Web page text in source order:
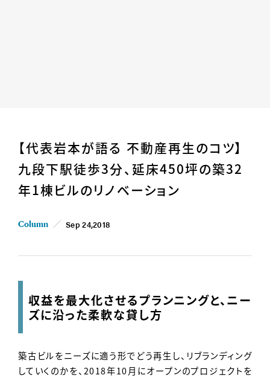
【代表岩本が語る 不動産再生のコツ】
九段下駅徒歩3分、延床450坪の築32
年1棟ビルのリノベーション
Column Sep 24,2018
収益を最大化させるプランニングと、ニー
ズに沿った柔軟な貸し方
築古ビルをニーズに適う形でどう再生し、リブランディング
していくのかを、2018年10月にオープンのプロジェクトを
Business
For Owner
Works
Cases
Company
Career/Recruit
Movies
IR
Contact